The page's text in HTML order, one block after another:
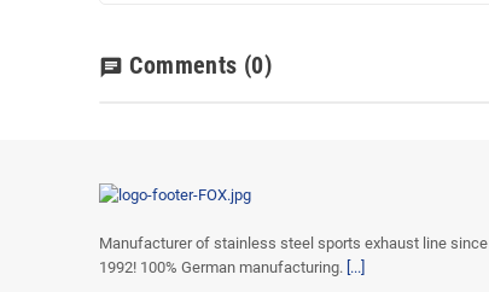
chat Comments (0)
Manufacturer of stainless steel sports exhaust line since
1992! 100% German manufacturing. [...]